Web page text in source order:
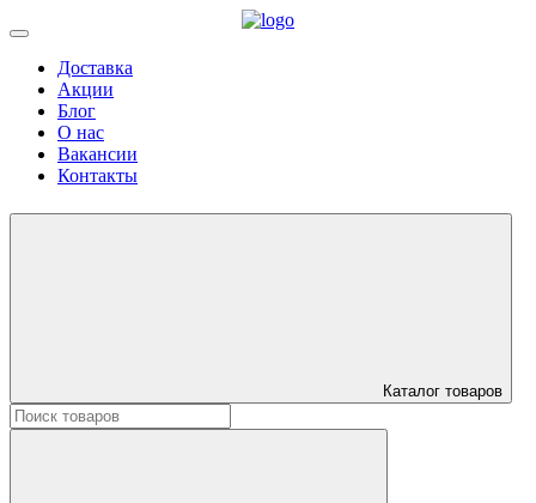
Доставка
Акции
Блог
О нас
Вакансии
Контакты
Каталог товаров
Искать: